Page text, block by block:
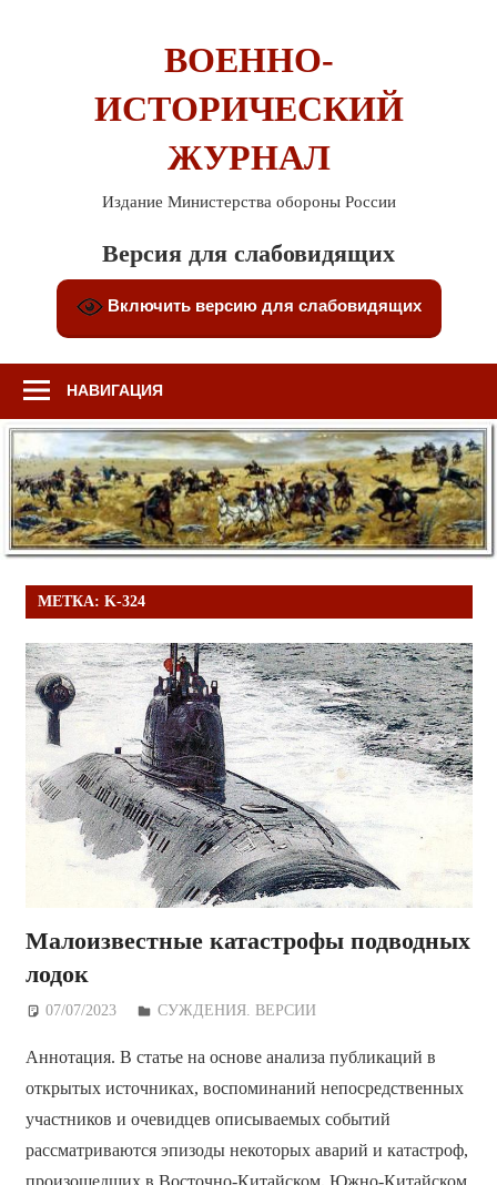
ВОЕННО-
ИСТОРИЧЕСКИЙ
ЖУРНАЛ
Издание Министерства обороны России
Версия для слабовидящих
Включить версию для слабовидящих
НАВИГАЦИЯ
МЕТКА: K-324
Малоизвестные катастрофы подводных
лодок
07/07/2023 Дежурный по Редакции
СУЖДЕНИЯ. ВЕРСИИ
Аннотация. В статье на основе анализа публикаций в
открытых источниках, воспоминаний непосредственных
участников и очевидцев описываемых событий
рассматриваются эпизоды некоторых аварий и катастроф,
произошедших в Восточно-Китайском, Южно-Китайском